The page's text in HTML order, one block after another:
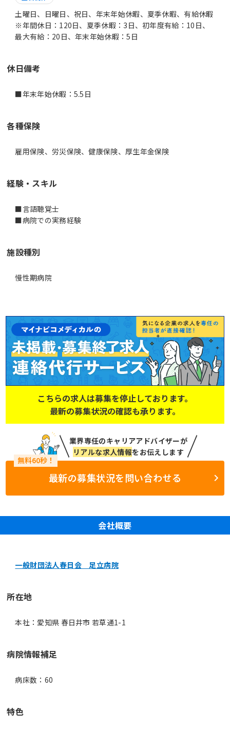
土曜日、日曜日、祝日、年末年始休暇、夏季休暇、有給休暇
※年間休日：120日、夏季休暇：3日、初年度有給：10日、
最大有給：20日、年末年始休暇：5日
休日備考
■年末年始休暇：5.5日
各種保険
雇用保険、労災保険、健康保険、厚生年金保険
経験・スキル
■言語聴覚士
■病院での実務経験
施設種別
慢性期病院
こちらの求人は募集を停止しております。
最新の募集状況の確認も承ります。
業界専任のキャリアアドバイザーが
リアルな求人情報をお伝えします
最新の募集状況を問い合わせる
会社概要
一般財団法人春日会 足立病院
所在地
本社：愛知県 春日井市 若草通1-1
病院情報補足
病床数：60
特色